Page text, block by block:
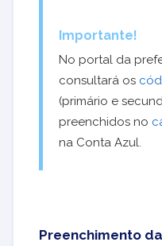
Importante!
No portal da
consultará os
(primário e
preenchidos no
na Conta Azul.
Preenchimento